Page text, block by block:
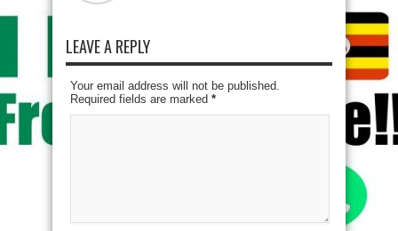
LEAVE A REPLY
Your email address will not be published.
Required fields are marked *